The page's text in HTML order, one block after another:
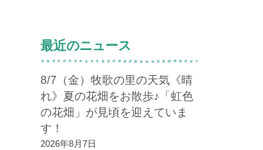
最近のニュース
8/7（金）牧歌の里の天気《晴
れ》夏の花畑をお散歩♪「虹色
の花畑」が見頃を迎えていま
す！
2026年8月7日